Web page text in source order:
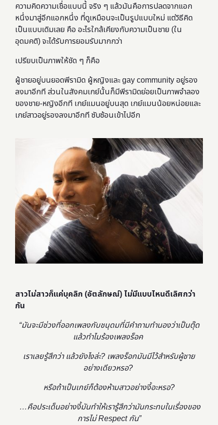
ความคิดความเชื่อแบบนี้ จริง ๆ แล้วมันคือการปลดจากแอก
หนึ่งมาสู่อีกแอกหนึ่ง ที่ดูเหมือนจะเป็นรูปแบบใหม่ แต่วิธีคิด
เป็นแบบเดิมเลย คือ อะไรใกล้เคียงกับความเป็นชาย (ใน
อุดมคติ) จะได้รับการยอมรับมากกว่า
เปรียบเป็นภาพให้ชัด ๆ ก็คือ
ผู้ชายอยู่บนยอดพีรามิด ผู้หญิงและ gay community อยู่รอง
ลงมาอีกที ส่วนในสังคมเกย์นั้นก็มีพีรามิดย่อยเป็นภาพจำลอง
ของชาย-หญิงอีกที เกย์แมนอยู่บนสุด เกย์แมนน้อยหน่อยและ
เกย์สาวอยู่รองลงมาอีกที ซับซ้อนเข้าไปอีก
สาวไม่สาวก็แค่บุคลิก (อัตลักษณ์) ไม่มีแบบไหนดีเลิศกว่า
กัน
“มันจะมีช่วงที่ออกเพลงกับชนุดมที่มีคำถามทำนองว่าเป็นตุ๊ด
แล้วทำไมร้องเพลงร็อค
เราเลยรู้สึกว่า แล้วยังไงล่ะ? เพลงร็อกมันมีไว้สำหรับผู้ชาย
อย่างเดียวหรอ?
หรือถ้าเป็นเกย์ก็ต้องห้ามสาวอย่างงี้อะหรอ?
…คือประเด็นอย่างงี้มันทำให้เรารู้สึกว่ามันกระทบในเรื่องของ
การไม่ Respect กัน”